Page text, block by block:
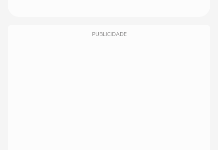
PUBLICIDADE